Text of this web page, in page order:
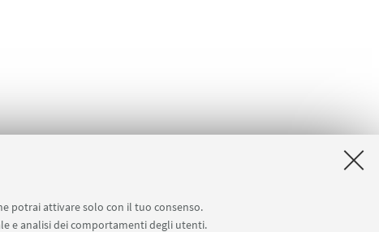
potrai attivare solo con il tuo consenso.
e analisi dei comportamenti degli utenti.
docenti) Carta dei servizi